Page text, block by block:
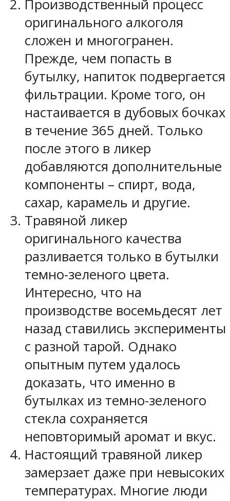
Производственный процесс
оригинального алкоголя
сложен и многогранен.
Прежде, чем попасть в
бутылку, напиток подвергается
фильтрации. Кроме того, он
настаивается в дубовых бочках
в течение 365 дней. Только
после этого в ликер
добавляются дополнительные
компоненты – спирт, вода,
сахар, карамель и другие.
Травяной ликер
оригинального качества
разливается только в бутылки
темно-зеленого цвета.
Интересно, что на
производстве восемьдесят лет
назад ставились эксперименты
с разной тарой. Однако
опытным путем удалось
доказать, что именно в
бутылках из темно-зеленого
стекла сохраняется
неповторимый аромат и вкус.
Настоящий травяной ликер
замерзает даже при невысоких
температурах. Многие люди